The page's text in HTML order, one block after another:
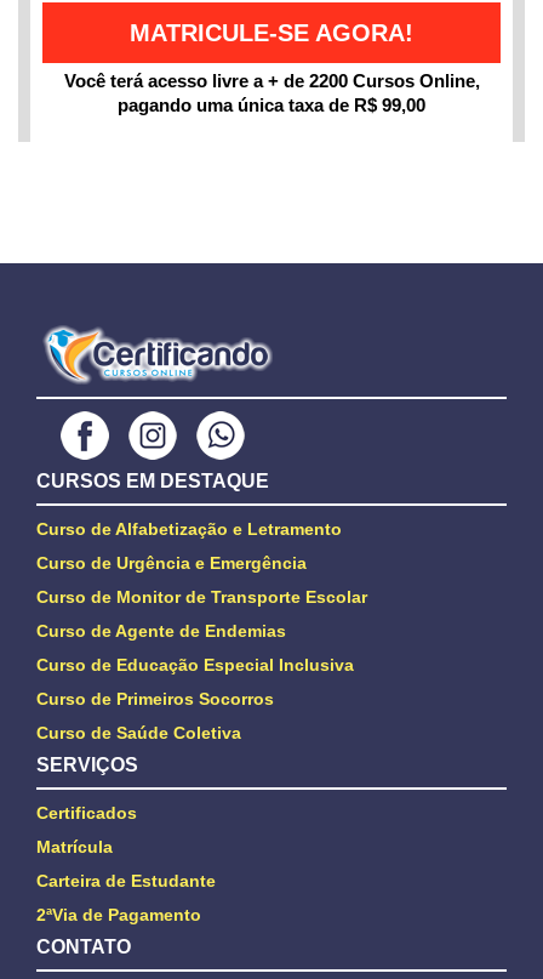
MATRICULE-SE AGORA!
Você terá acesso livre a + de 2200 Cursos Online,
pagando uma única taxa de R$ 99,00
CURSOS EM DESTAQUE
Curso de Alfabetização e Letramento
Curso de Urgência e Emergência
Curso de Monitor de Transporte Escolar
Curso de Agente de Endemias
Curso de Educação Especial Inclusiva
Curso de Primeiros Socorros
Curso de Saúde Coletiva
SERVIÇOS
Certificados
Matrícula
Carteira de Estudante
2ªVia de Pagamento
CONTATO